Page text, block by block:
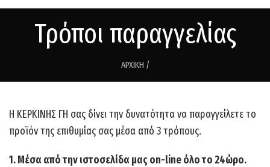
Τρόποι παραγγελίας
ΑΡΧΙΚΗ /
Η ΚΕΡΚΙΝΗΣ ΓΗ σας δίνει την δυνατότητα να παραγγείλετε το
προϊόν της επιθυμίας σας μέσα από 3 τρόπους.
1. Μέσα από την ιστοσελίδα μας on-line όλο το 24ώρο.